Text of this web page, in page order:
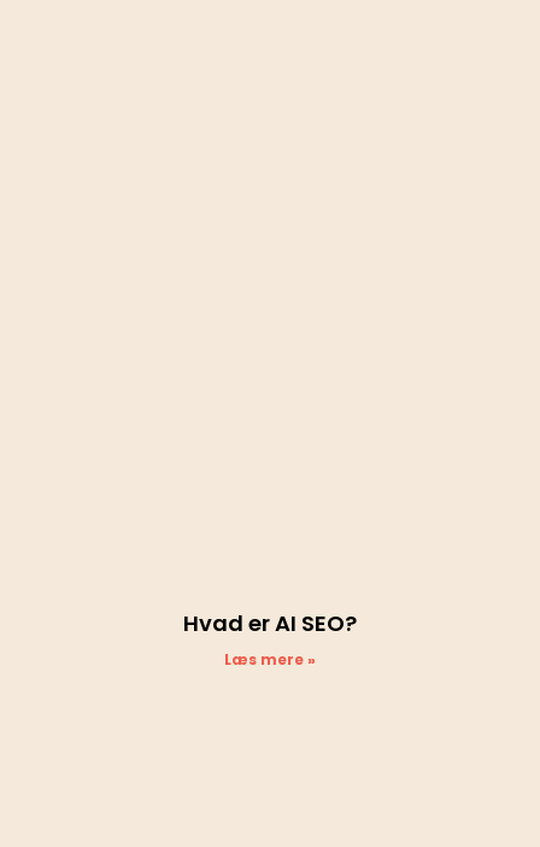
Hvad er AI SEO?
Læs mere »